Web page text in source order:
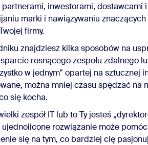
inwestorami,
marki i nawiązywaniu
firmy.
znajdziesz kilka sposobów na
rosnącego zespołu zdalnego
w jednym” opartej na sztucznej
można mniej czasu spędzać na
się kocha.
zespół IT lub to Ty jesteś
ujednolicone rozwiązanie może
się na tym, co bardziej cię